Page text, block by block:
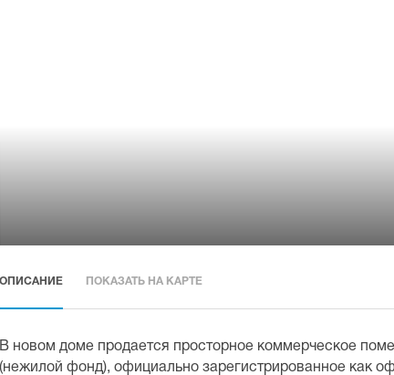
ОПИСАНИЕ ПОКАЗАТЬ НА КАРТЕ
В новом доме продается просторное коммерческое
(нежилой фонд), официально зарегистрированное как